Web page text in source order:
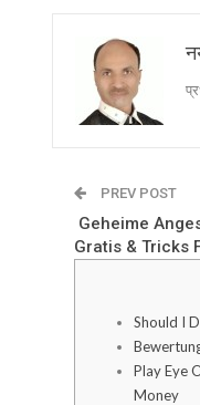
PREV POST
Geheime
Gratis & Tricks
Should I
Play Eye
Money